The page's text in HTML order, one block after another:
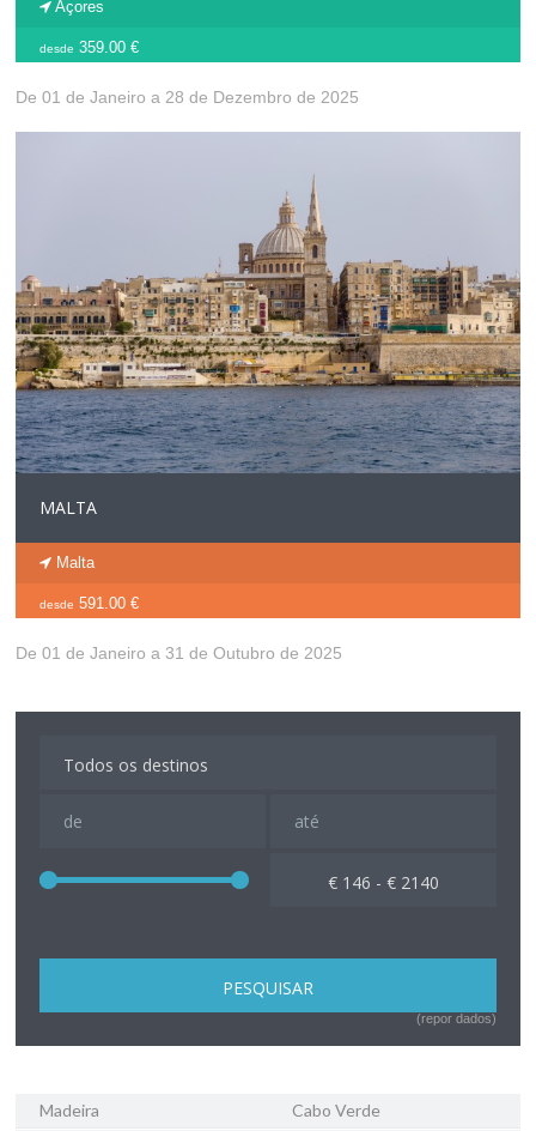
Açores
desde 359.00 €
De 01 de Janeiro a 28 de Dezembro de 2025
MALTA
Malta
desde 591.00 €
De 01 de Janeiro a 31 de Outubro de 2025
€ 146 - € 2140
(repor dados)
Madeira
Cabo Verde